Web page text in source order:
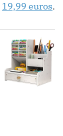
19,99 euros.